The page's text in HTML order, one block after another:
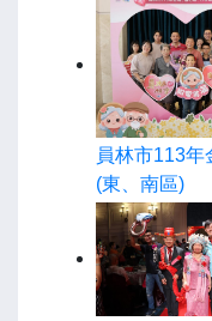
員林市113
(東、南區)